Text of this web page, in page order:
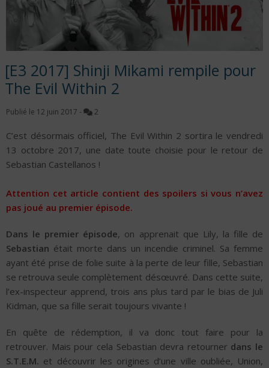
[E3 2017] Shinji Mikami rempile pour
The Evil Within 2
Publié le 12 juin 2017 - 2
C’est désormais officiel, The Evil Within 2 sortira le vendredi
13 octobre 2017, une date toute choisie pour le retour de
Sebastian Castellanos !
Attention cet article contient des spoilers si vous n’avez
pas joué au premier épisode.
Dans le premier épisode, on apprenait que Lily, la fille de
Sebastian était morte dans un incendie criminel. Sa femme
ayant été prise de folie suite à la perte de leur fille, Sebastian
se retrouva seule complètement désœuvré. Dans cette suite,
l’ex-inspecteur apprend, trois ans plus tard par le bias de Juli
Kidman, que sa fille serait toujours vivante !
En quête de rédemption, il va donc tout faire pour la
retrouver. Mais pour cela Sebastian devra retourner dans le
S.T.E.M. et découvrir les origines d’une ville oubliée, Union,